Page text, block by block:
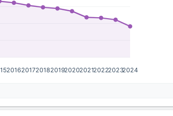
201620172018201920202021202220232024